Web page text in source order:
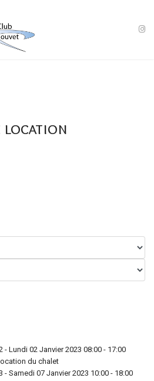
location
- Lundi 02 Janvier 2023 08:00 - 17:00
du chalet
- Samedi 07 Janvier 2023 10:00 - 18:00